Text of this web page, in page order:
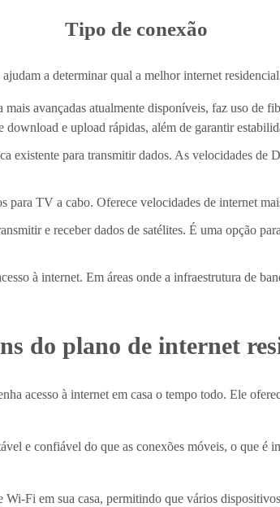
Tipo de conexão
a determinar qual a melhor internet
avançadas atualmente disponíveis, faz uso de
e upload rápidas, além de garantir
existente para transmitir dados. As velocidades de
para TV a cabo. Oferece velocidades de internet
e receber dados de satélites. É uma opção
à internet. Em áreas onde a infraestrutura de
do plano de internet
acesso à internet em casa o tempo todo. Ele
e confiável do que as conexões móveis, o que é
Fi em sua casa, permitindo que vários